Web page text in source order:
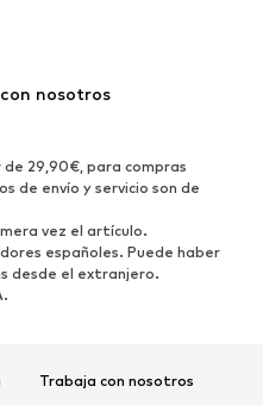
Tendencia
Zapatos deportivos
Disciplinas deportivas
nosotros
29,90€, para compras
de envío y servicio son de
vez el artículo.
españoles. Puede haber
desde el extranjero.
Trabaja con nosotros